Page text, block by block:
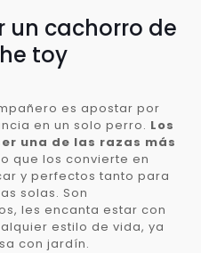
un cachorro de
toy
es apostar por
en un solo perro. Los
una de las razas más
que los convierte en
y perfectos tanto para
solas. Son
les encanta estar con
estilo de vida, ya
con jardín.